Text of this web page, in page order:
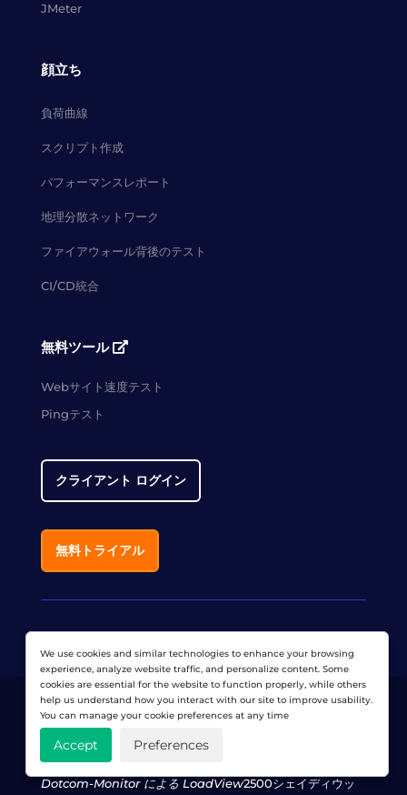
JMeter
顔立ち
負荷曲線
スクリプト作成
パフォーマンスレポート
地理分散ネットワーク
ファイアウォール背後のテスト
CI/CD統合
無料ツール
Webサイト速度テスト
Pingテスト
クライアント ログイン
無料トライアル
Dotcom-Monitor による LoadView2500シェイディウッ
We use cookies and similar technologies to enhance your browsing
experience, analyze website traffic, and personalize content. Some
cookies are essential for the website to function properly, while others
help us understand how you interact with our site to improve usability.
You can manage your cookie preferences at any time
Accept Preferences